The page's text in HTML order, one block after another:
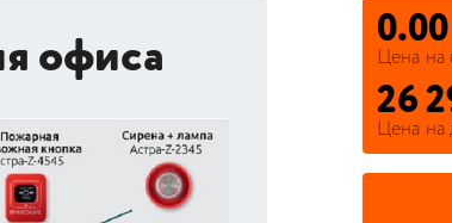
офиса Цена на
26
Цена на